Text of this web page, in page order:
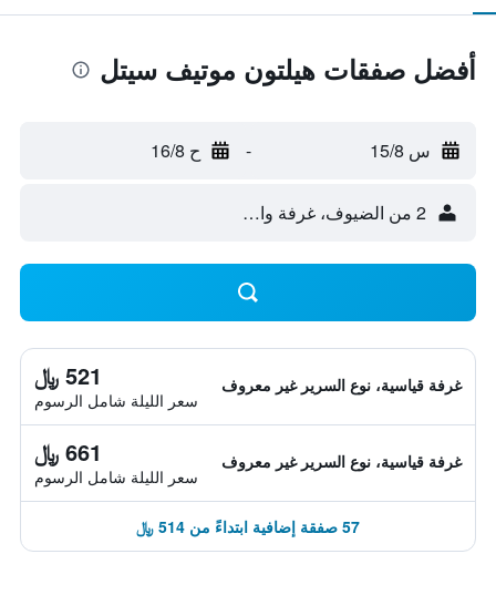
أفضل صفقات هيلتون موتيف سيتل
س 15/8 - ح 16/8
2 من الضيوف، غرفة واحدة
غرفة قياسية، نوع السرير غير معروف 521 ﷼
سعر الليلة شامل الرسوم
غرفة قياسية، نوع السرير غير معروف 661 ﷼
سعر الليلة شامل الرسوم
57 صفقة إضافية ابتداءً من 514 ﷼